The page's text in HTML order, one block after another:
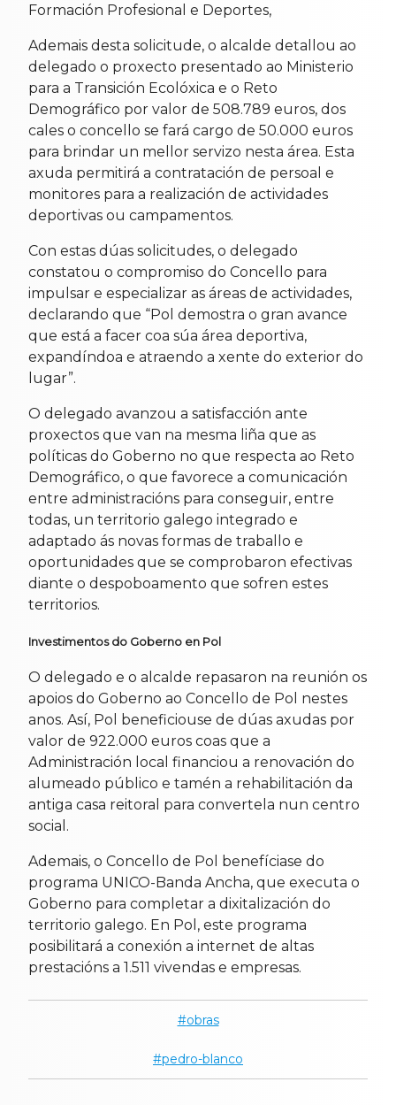
Formación Profesional e Deportes,
Ademais desta solicitude, o alcalde detallou ao
delegado o proxecto presentado ao Ministerio
para a Transición Ecolóxica e o Reto
Demográfico por valor de 508.789 euros, dos
cales o concello se fará cargo de 50.000 euros
para brindar un mellor servizo nesta área. Esta
axuda permitirá a contratación de persoal e
monitores para a realización de actividades
deportivas ou campamentos.
Con estas dúas solicitudes, o delegado
constatou o compromiso do Concello para
impulsar e especializar as áreas de actividades,
declarando que “Pol demostra o gran avance
que está a facer coa súa área deportiva,
expandíndoa e atraendo a xente do exterior do
lugar”.
O delegado avanzou a satisfacción ante
proxectos que van na mesma liña que as
políticas do Goberno no que respecta ao Reto
Demográfico, o que favorece a comunicación
entre administracións para conseguir, entre
todas, un territorio galego integrado e
adaptado ás novas formas de traballo e
oportunidades que se comprobaron efectivas
diante o despoboamento que sofren estes
territorios.
Investimentos do Goberno en Pol
O delegado e o alcalde repasaron na reunión os
apoios do Goberno ao Concello de Pol nestes
anos. Así, Pol beneficiouse de dúas axudas por
valor de 922.000 euros coas que a
Administración local financiou a renovación do
alumeado público e tamén a rehabilitación da
antiga casa reitoral para convertela nun centro
social.
Ademais, o Concello de Pol benefíciase do
programa UNICO-Banda Ancha, que executa o
Goberno para completar a dixitalización do
territorio galego. En Pol, este programa
posibilitará a conexión a internet de altas
prestacións a 1.511 vivendas e empresas.
obras
pedro-blanco